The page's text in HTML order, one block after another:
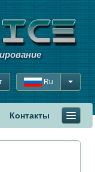
Ru
Контакты